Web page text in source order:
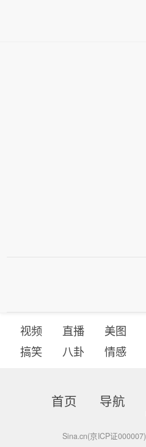
视频 直播 美图
搞笑
八卦 情感
首页 导航
Sina.cn(京ICP证000007)